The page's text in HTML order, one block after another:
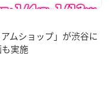
ムショップ」が渋谷に
実施